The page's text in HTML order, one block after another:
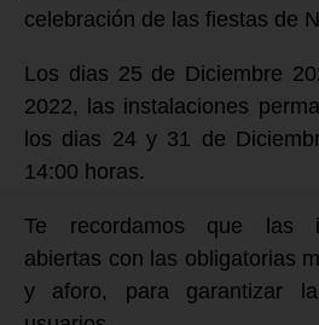
celebración de las fiestas de
Los dias 25 de Diciembre
2022, las instalaciones
los dias 24 y 31 de
14:00 horas.
Te recordamos que las
abiertas con las obligatorias
y aforo, para garantizar